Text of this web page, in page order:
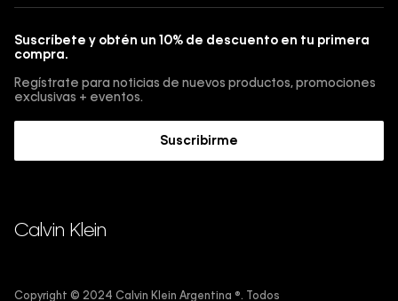
Cambios, envios y devoluciones
Guía de talles
Botón de Arrepentimiento
Guía de jeans
Guía de cuidado Denim
Suscríbete y obtén un 10% de descuento en tu primera
compra.
Regístrate para noticias de nuevos productos, promociones
exclusivas + eventos.
Suscribirme
Calvin Klein
Copyright © 2024 Calvin Klein Argentina ®. Todos